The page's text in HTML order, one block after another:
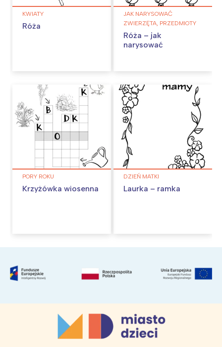
KWIATY
Róża
JAK NARYSOWAĆ
ZWIERZĘTA, PRZEDMIOTY
Róża – jak
narysować
PORY ROKU
Krzyżówka wiosenna
DZIEŃ MATKI
Laurka – ramka